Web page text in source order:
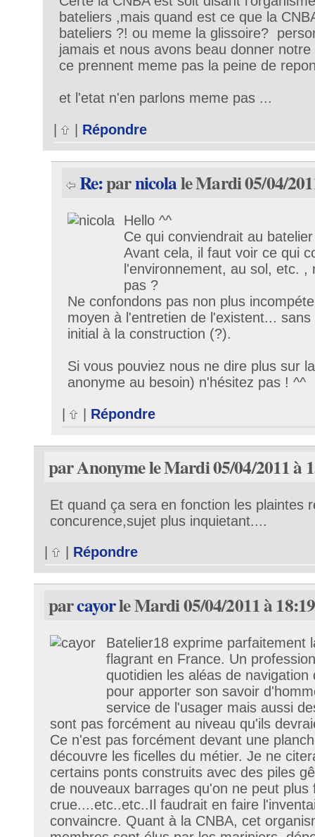
bateliers ,mais quand est ce que la
bateliers ?! ou meme la glissoire?
jamais et nous avons beau donner
ce prennent meme pas la peine de
et l'etat n'en parlons meme pas ...
Répondre
Re:parnicolale Mardi 05/04/
Hello ^^
Ce qui conviendrait au
Avant cela, il faut voir ce qui
l'environnement, au sol, etc. ,
pas ?
Ne confondons pas non plus
moyen à l'entretien de l'existent...
initial à la construction (?).
Si vous pouviez nous ne dire plus sur
anonyme au besoin) n'hésitez pas ! ^^
| Répondre
par Anonyme le Mardi 05/04/2011 à
Et quand ça sera en fonction les plaintes
concurence,sujet plus inquietant....
Répondre
parcayorle Mardi 05/04/2011 à 18:19
Batelier18 exprime parfaitement
flagrant en France. Un
quotidien les aléas de
pour apporter son savoir
service de l'usager mais aussi
sont pas forcément au niveau qu'ils
Ce n'est pas forcément devant une
découvre les ficelles du métier. Je ne
certains ponts construits avec des piles
de nouveaux barrages qu'on ne peut plus
crue....etc..etc..Il faudrait en faire
convaincre. Quant à la CNBA, cet